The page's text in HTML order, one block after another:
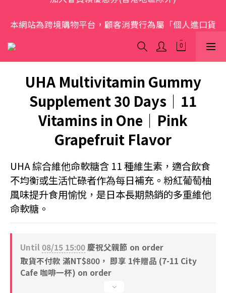
品範圍」，商品僅限顧客個人使用
歡迎光臨 S.A.W
UHA Multivitamin Gummy
Supplement 30 Days｜11
Vitamins in One｜Pink
Grapefruit Flavor
UHA 綜合維他命軟糖含 11 種維生素，適合飲食
不均衡或生活忙碌者作為每日補充。粉紅葡萄柚
風味提升食用愉悅，是日本長期熱銷的多重維他
命軟糖。
Until 08/15 15:00慶祝父親節 on order
取貨不付款 滿NT$800， 即享 1件贈品 (7-11 City
Cafe 咖啡一杯) on order